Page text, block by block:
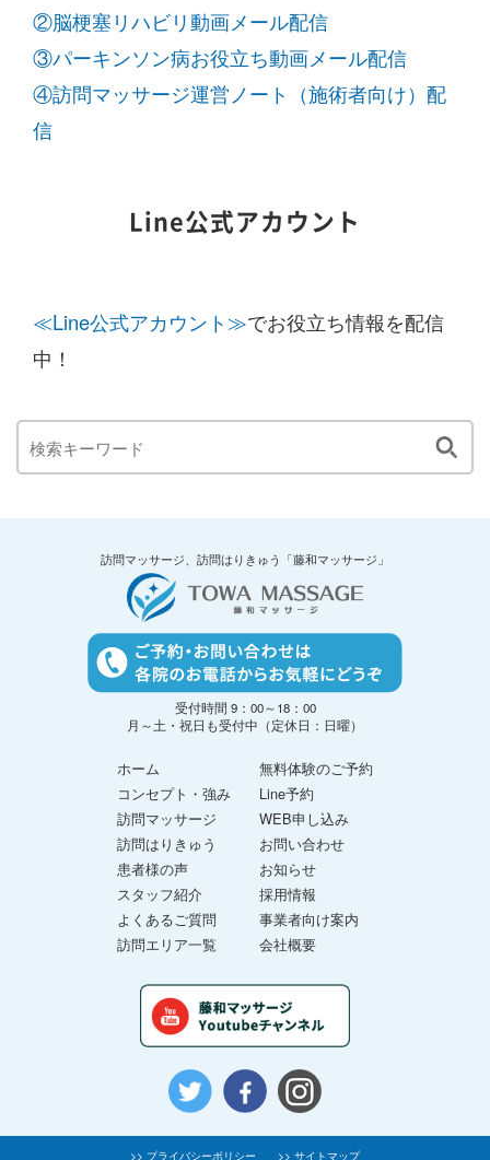
②脳梗塞リハビリ動画メール配信
③パーキンソン病お役立ち動画メール配信
④訪問マッサージ運営ノート（施術者向け）配
信
Line公式アカウント
≪Line公式アカウント≫でお役立ち情報を配信
中！
訪問マッサージ、訪問はりきゅう「藤和マッサージ」
受付時間 9：00～18：00
月～土・祝日も受付中（定休日：日曜）
ホーム
コンセプト・強み
訪問マッサージ
訪問はりきゅう
患者様の声
スタッフ紹介
よくあるご質問
訪問エリア一覧
無料体験のご予約
Line予約
WEB申し込み
お問い合わせ
お知らせ
採用情報
事業者向け案内
会社概要
>> プライバシーポリシー >> サイトマップ